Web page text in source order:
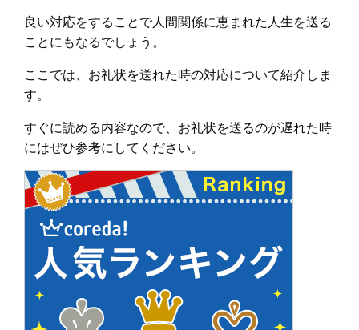
良い対応をすることで人間関係に恵まれた人生を送る
ことにもなるでしょう。
ここでは、お礼状を送れた時の対応について紹介しま
す。
すぐに読める内容なので、お礼状を送るのが遅れた時
にはぜひ参考にしてください。